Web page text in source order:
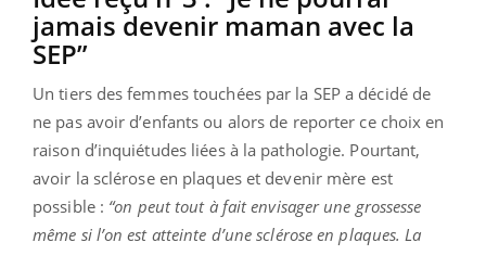
jamais devenir maman avec la
SEP”
Un tiers des femmes touchées par la SEP a décidé de
ne pas avoir d’enfants ou alors de reporter ce choix en
raison d’inquiétudes liées à la pathologie. Pourtant,
avoir la sclérose en plaques et devenir mère est
possible : “on peut tout à fait envisager une grossesse
même si l’on est atteinte d’une sclérose en plaques. La